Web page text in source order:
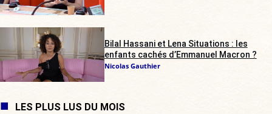
Bilal Hassani et Lena Situations : les
enfants cachés d’Emmanuel Macron ?
Nicolas Gauthier
LES PLUS LUS DU MOIS